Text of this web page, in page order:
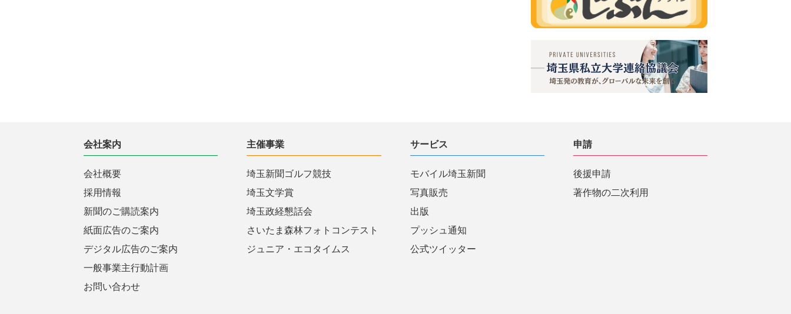
会社案内
会社概要
採用情報
新聞のご購読案内
紙面広告のご案内
デジタル広告のご案内
一般事業主行動計画
お問い合わせ
主催事業
埼玉新聞ゴルフ競技
埼玉文学賞
埼玉政経懇話会
さいたま森林フォトコンテスト
ジュニア・エコタイムス
サービス
モバイル埼玉新聞
写真販売
出版
プッシュ通知
公式ツイッター
申請
後援申請
著作物の二次利用